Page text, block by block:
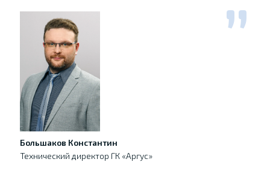
Большаков Константин
Технический директор ГК «Аргус»